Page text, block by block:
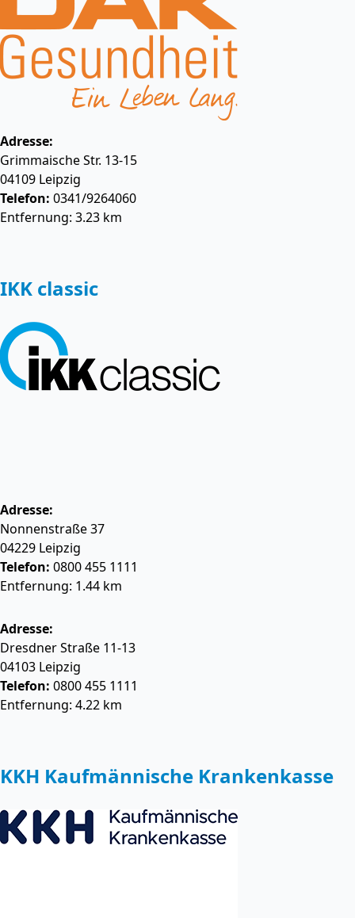
Adresse:
Grimmaische Str. 13-15
04109 Leipzig
Telefon: 0341/9264060
Entfernung: 3.23 km
IKK classic
Adresse:
Nonnenstraße 37
04229 Leipzig
Telefon: 0800 455 1111
Entfernung: 1.44 km
Adresse:
Dresdner Straße 11-13
04103 Leipzig
Telefon: 0800 455 1111
Entfernung: 4.22 km
KKH Kaufmännische Krankenkasse